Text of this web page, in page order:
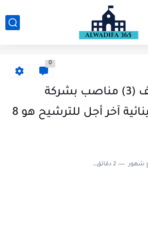
0
مباراة توظيف (3) مناصب بشركة
المخازن المينائية آخر أجل للترشيح هو 8
شهور 2 دقائق للقراءة